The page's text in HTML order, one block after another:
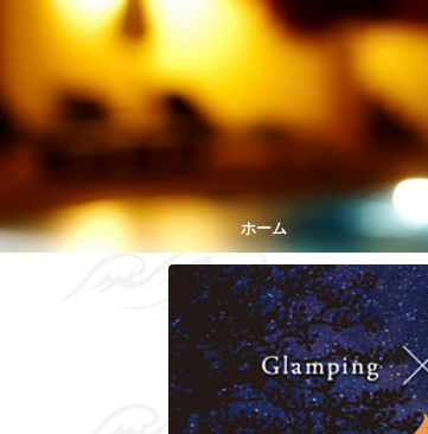
ホーム